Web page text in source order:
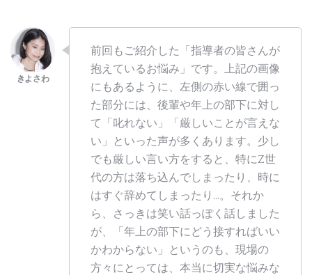
前回もご紹介した「指導者の皆さんが
抱えているお悩み」です。上記の画像
にもあるように、左側の赤い線で囲っ
た部分には、後輩や年上の部下に対し
て「叱れない」「厳しいことが言えな
い」といった声が多くあります。少し
でも厳しい言い方をすると、特にZ世
代の方は落ち込んでしまったり、時に
はすぐ辞めてしまったり…。それか
ら、さっきは笑い話っぽく話しました
が、「年上の部下にどう接すればいい
かわからない」というのも、現場の
方々にとっては、本当に切実な悩みな